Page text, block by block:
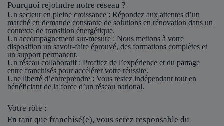
Pourquoi rejoindre notre réseau ?
Un secteur en pleine croissance : Répondez aux attentes d’un
marché en demande constante de solutions en rénovation dans un
contexte de transition énergétique.
Un accompagnement sur-mesure : Nous mettons à votre
disposition un savoir-faire éprouvé, des formations complètes et
un support permanent.
Un réseau collaboratif: Profitez de l’expérience et du partage
entre franchisés pour accélérer votre réussite.
Une liberté d’entreprendre : Vous restez indépendant tout en
bénéficiant de la force d’un réseau national.
Votre rôle :
En tant que franchisé(e), vous serez responsable du